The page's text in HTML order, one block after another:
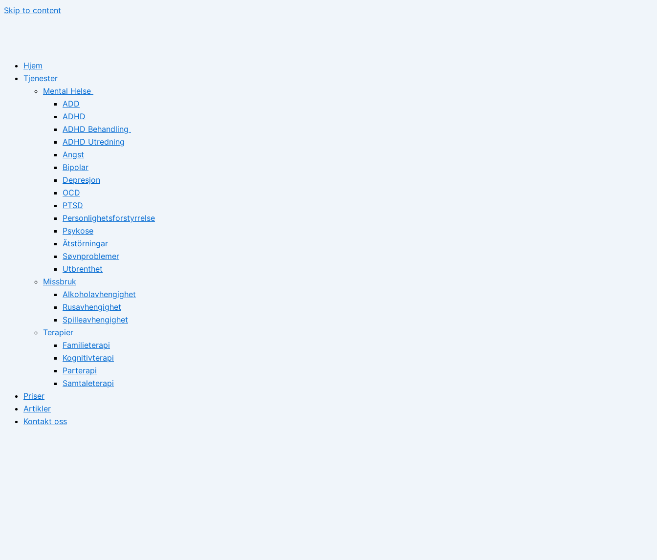
Skip to content
Hjem
Tjenester
Mental Helse
ADD
ADHD
ADHD Behandling
ADHD Utredning
Angst
Bipolar
Depresjon
OCD
PTSD
Personlighetsforstyrrelse
Psykose
Ätstörningar
Søvnproblemer
Utbrenthet
Missbruk
Alkoholavhengighet
Rusavhengighet
Spilleavhengighet
Terapier
Familieterapi
Kognitivterapi
Parterapi
Samtaleterapi
Priser
Artikler
Kontakt oss